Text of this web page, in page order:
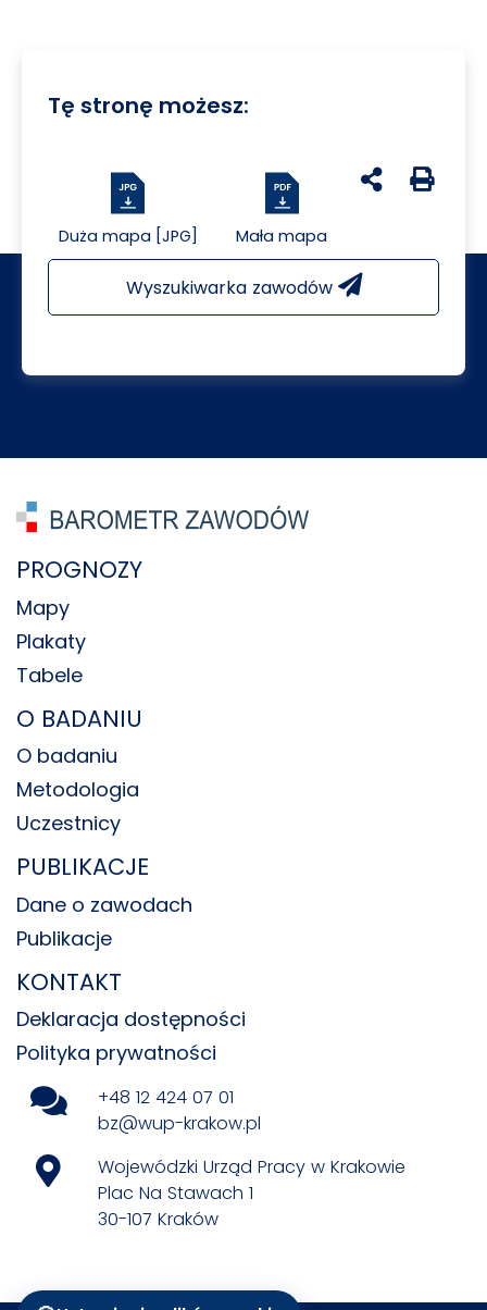
Tę stronę możesz:
Duża mapa [JPG] Mała mapa
udostępnij na
Generuj
Wyszukiwarka zawodów
PROGNOZY
Mapy
Plakaty
Tabele
O BADANIU
O badaniu
Metodologia
Uczestnicy
PUBLIKACJE
Dane o zawodach
Publikacje
KONTAKT
Deklaracja dostępności
Polityka prywatności
+48 12 424 07 01
bz@wup-krakow.pl
Wojewódzki Urząd Pracy w Krakowie
Plac Na Stawach 1
30-107 Kraków